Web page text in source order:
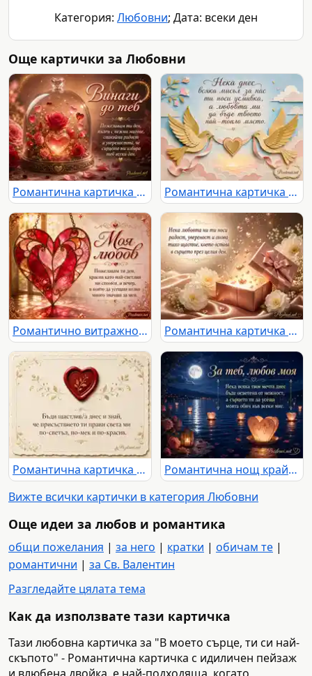
Категория: Любовни; Дата: всеки ден
Още картички за Любовни
Романтична картичка „Винаги до теб“ с рози, сърца и нежно любовно послание Романтична картичка с две златни птици, сърце и нежен любовен надпис
Романтично витражно сърце с надпис „Моя любов“ и нежно любовно послание Романтична картичка с блестящ подарък, сърца, цветя и нежно послание за любов
Романтична картичка с червено сърце, златни орнаменти и нежно послание
Романтична нощ край езеро с луна, рози, светещи сърца и любовно послание
Вижте всички картички в категория Любовни
Още идеи за любов и романтика
общи пожелания | за него | кратки | обичам те |
романтични | за Св. Валентин
Разгледайте цялата тема
Как да използвате тази картичка
Тази любовна картичка за "В моето сърце, ти си най-
скъпото" - Романтична картичка с идиличен пейзаж